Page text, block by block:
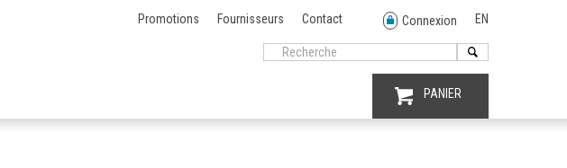
Promotions Fournisseurs Contact Connexion EN
PANIER